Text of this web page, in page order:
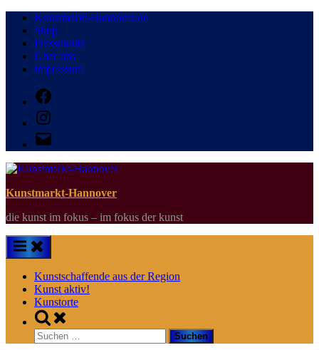
Skip
content
Kunstmarkt-Hannover.de
Shop
Pressenotiz
Über uns
Impressum
Facebook
Instagram
E-
Mail
Kunstmarkt-Hannover
die kunst im fokus – im fokus der kunst
Kunstschaffende aus der Region
Kunst aktiv!
Kunstorte
Toggle
search
form
Suchen
nach: